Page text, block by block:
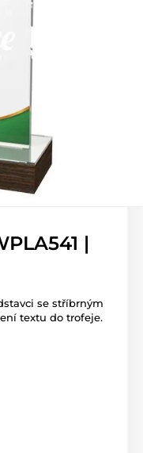
|
se stříbrným
textu do trofeje.